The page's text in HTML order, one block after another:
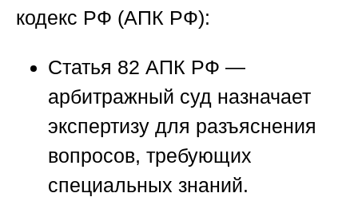
кодекс РФ (АПК РФ):
Статья 82 АПК РФ —
арбитражный суд назначает
экспертизу для разъяснения
вопросов, требующих
специальных знаний.